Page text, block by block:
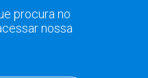
procura no
nossa